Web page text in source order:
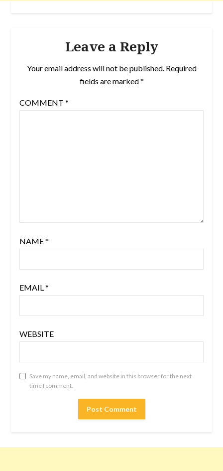
Leave a Reply
Your email address will not be published. Required
fields are marked*
COMMENT *
NAME*
EMAIL*
WEBSITE
Save my name, email, and website in this browser for the next
time I comment.